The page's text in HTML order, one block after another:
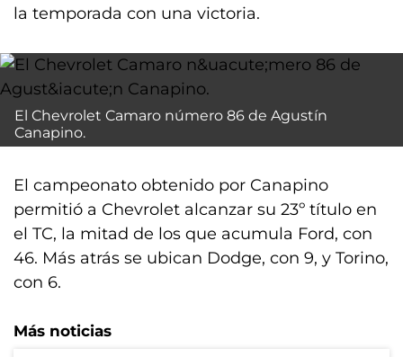
la temporada con una victoria.
El Chevrolet Camaro número 86 de Agustín
Canapino.
El campeonato obtenido por Canapino
permitió a Chevrolet alcanzar su 23º título en
el TC, la mitad de los que acumula Ford, con
46. Más atrás se ubican Dodge, con 9, y Torino,
con 6.
Más noticias